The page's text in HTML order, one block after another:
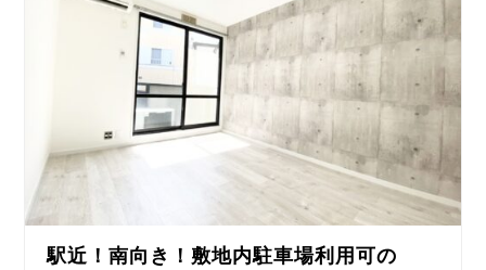
し
お
駅近！南向き！敷地内駐車場利用可の